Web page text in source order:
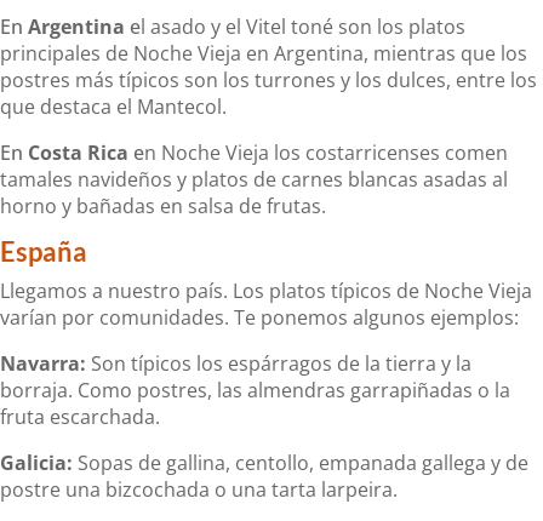
En Argentina el asado y el Vitel toné son los platos
principales de Noche Vieja en Argentina, mientras que los
postres más típicos son los turrones y los dulces, entre los
que destaca el Mantecol.
En Costa Rica en Noche Vieja los costarricenses comen
tamales navideños y platos de carnes blancas asadas al
horno y bañadas en salsa de frutas.
España
Llegamos a nuestro país. Los platos típicos de Noche Vieja
varían por comunidades. Te ponemos algunos ejemplos:
Navarra: Son típicos los espárragos de la tierra y la
borraja. Como postres, las almendras garrapiñadas o la
fruta escarchada.
Galicia: Sopas de gallina, centollo, empanada gallega y de
postre una bizcochada o una tarta larpeira.